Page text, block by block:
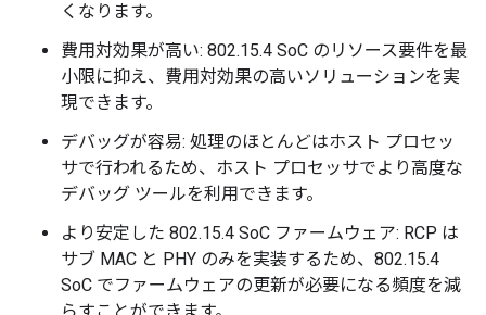
くなります。
費用対効果が高い: 802.15.4 SoC のリソース要件を最
小限に抑え、費用対効果の高いソリューションを実
現できます。
デバッグが容易: 処理のほとんどはホスト プロセッ
サで行われるため、ホスト プロセッサでより高度な
デバッグ ツールを利用できます。
より安定した 802.15.4 SoC ファームウェア: RCP は
サブ MAC と PHY のみを実装するため、802.15.4
SoC でファームウェアの更新が必要になる頻度を減